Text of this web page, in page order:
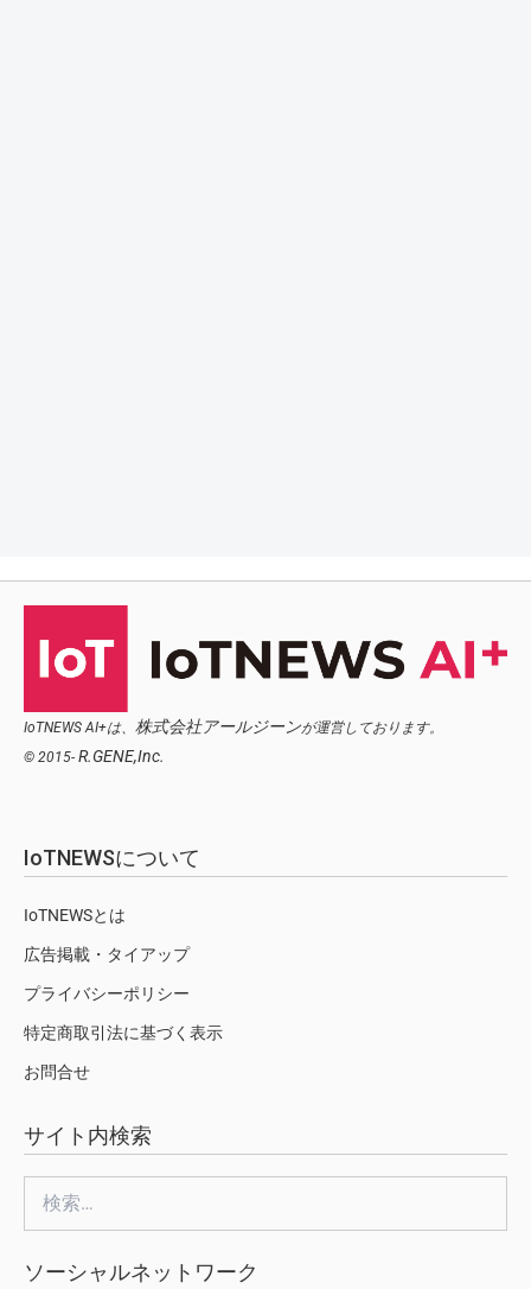
IoTNEWS AI+は、 株式会社アールジーンが運営しております。
© 2015- R.GENE,Inc.
IoTNEWSについて
IoTNEWSとは
広告掲載・タイアップ
プライバシーポリシー
特定商取引法に基づく表示
お問合せ
サイト内検索
索:
ソーシャルネットワーク